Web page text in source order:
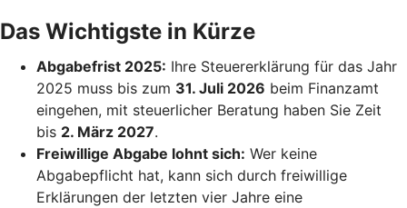
Das Wichtigste in Kürze
Abgabefrist 2025: Ihre Steuererklärung für das Jahr
2025 muss bis zum 31. Juli 2026 beim Finanzamt
eingehen, mit steuerlicher Beratung haben Sie Zeit
bis 2. März 2027.
Freiwillige Abgabe lohnt sich: Wer keine
Abgabepflicht hat, kann sich durch freiwillige
Erklärungen der letzten vier Jahre eine